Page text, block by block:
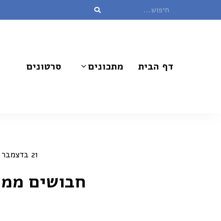
דף הבית מתכונים סרטונים
21 בדצמבר 2020
חבושים